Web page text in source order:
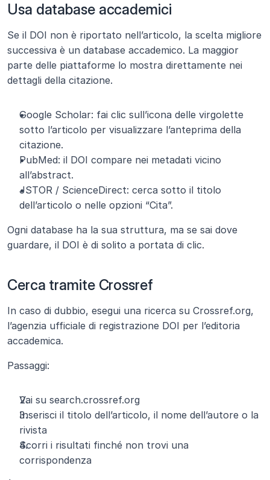
Usa database accademici
Se il DOI non è riportato nell’articolo, la scelta migliore
successiva è un database accademico. La maggior
parte delle piattaforme lo mostra direttamente nei
dettagli della citazione.
Google Scholar: fai clic sull’icona delle virgolette
sotto l’articolo per visualizzare l’anteprima della
citazione.
PubMed: il DOI compare nei metadati vicino
all’abstract.
JSTOR / ScienceDirect: cerca sotto il titolo
dell’articolo o nelle opzioni “Cita”.
Ogni database ha la sua struttura, ma se sai dove
guardare, il DOI è di solito a portata di clic.
Cerca tramite Crossref
In caso di dubbio, esegui una ricerca su Crossref.org,
l’agenzia ufficiale di registrazione DOI per l’editoria
accademica.
Passaggi:
Vai su search.crossref.org
Inserisci il titolo dell’articolo, il nome dell’autore o la
rivista
Scorri i risultati finché non trovi una
corrispondenza